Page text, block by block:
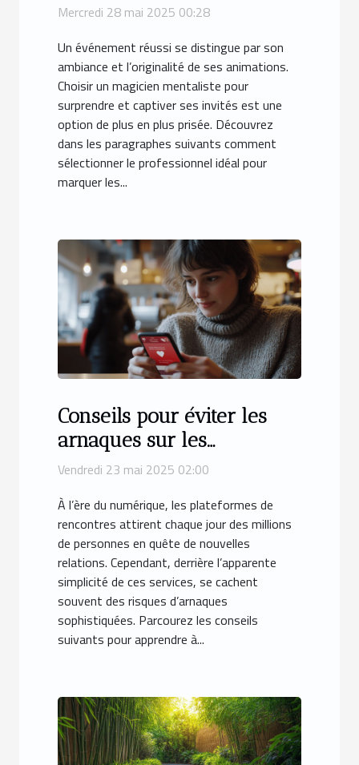
captiver votre événement
Mercredi 28 mai 2025 00:28
Un événement réussi se distingue par son
ambiance et l’originalité de ses animations.
Choisir un magicien mentaliste pour
surprendre et captiver ses invités est une
option de plus en plus prisée. Découvrez
dans les paragraphes suivants comment
sélectionner le professionnel idéal pour
marquer les...
Conseils pour éviter les
arnaques sur les
plateformes de rencontres
Vendredi 23 mai 2025 02:00
À l’ère du numérique, les plateformes de
rencontres attirent chaque jour des millions
de personnes en quête de nouvelles
relations. Cependant, derrière l’apparente
simplicité de ces services, se cachent
souvent des risques d’arnaques
sophistiquées. Parcourez les conseils
suivants pour apprendre à...